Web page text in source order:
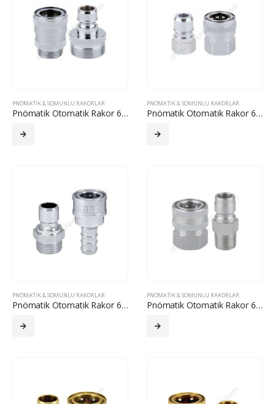
PNÖMATIK & SOMUNLU RAKORLAR
Pnömatik Otomatik Rakor 610
PNÖMATIK & SOMUNLU RAKORLAR
Pnömatik Otomatik Rakor 611
PNÖMATIK & SOMUNLU RAKORLAR
Pnömatik Otomatik Rakor 612
PNÖMATIK & SOMUNLU RAKORLAR
Pnömatik Otomatik Rakor 641